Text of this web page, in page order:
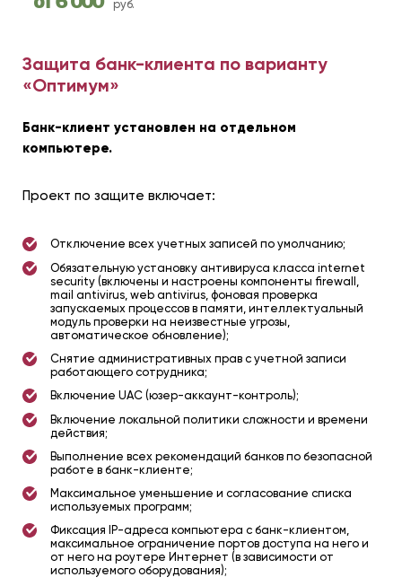
руб.
Защита банк-клиента по варианту
«Оптимум»
Банк-клиент установлен на отдельном
компьютере.
Проект по защите включает:
Отключение всех учетных записей по умолчанию;
Обязательную установку антивируса класса internet
security (включены и настроены компоненты firewall,
mail antivirus, web antivirus, фоновая проверка
запускаемых процессов в памяти, интеллектуальный
модуль проверки на неизвестные угрозы,
автоматическое обновление);
Снятие административных прав с учетной записи
работающего сотрудника;
Включение UAC (юзер-аккаунт-контроль);
Включение локальной политики сложности и времени
действия;
Выполнение всех рекомендаций банков по безопасной
работе в банк-клиенте;
Максимальное уменьшение и согласование списка
используемых программ;
Фиксация IP-адреса компьютера с банк-клиентом,
максимальное ограничение портов доступа на него и
от него на роутере Интернет (в зависимости от
используемого оборудования);